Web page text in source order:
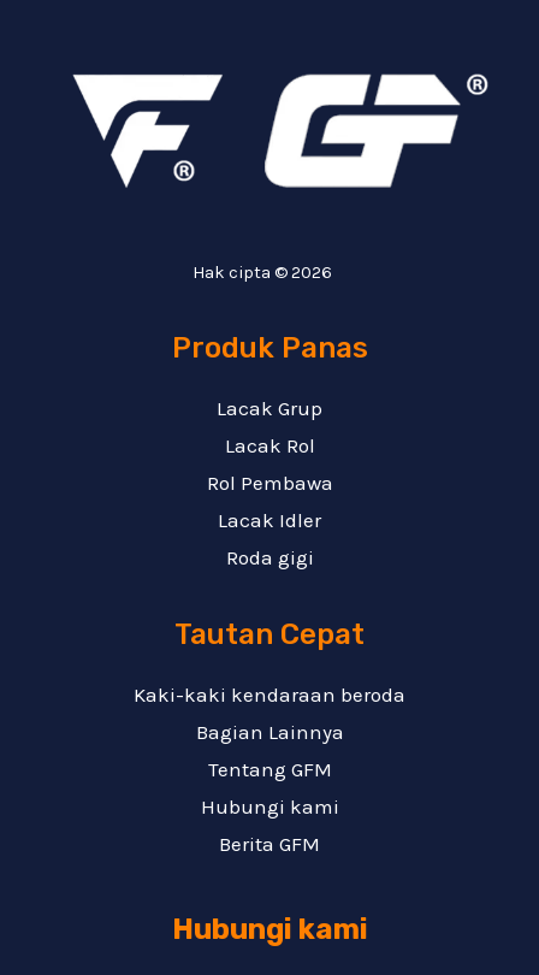
Hak cipta © 2026
Produk Panas
Lacak Grup
Lacak Rol
Rol Pembawa
Lacak Idler
Roda gigi
Tautan Cepat
Kaki-kaki kendaraan beroda
Bagian Lainnya
Tentang GFM
Hubungi kami
Berita GFM
Hubungi kami